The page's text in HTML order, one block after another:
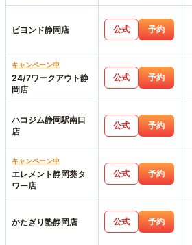
ビヨンド静岡店 公式 予約
キャンペーン中
24/7ワークアウト静
岡店
公式 予約
ハコジム静岡駅南口
店
公式 予約
キャンペーン中
エレメント静岡葵タ
ワー店
公式 予約
かたぎり塾静岡店 公式 予約